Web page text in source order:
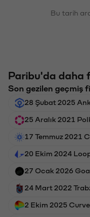
Bu tarih
Paribu'da daha
Son gezilen geçmiş
28 Şubat 2025
25 Aralık 2021
17 Temmuz 2021
20 Ekim 2024
27 Ocak 2026
24 Mart 2022
2 Ekim 2025